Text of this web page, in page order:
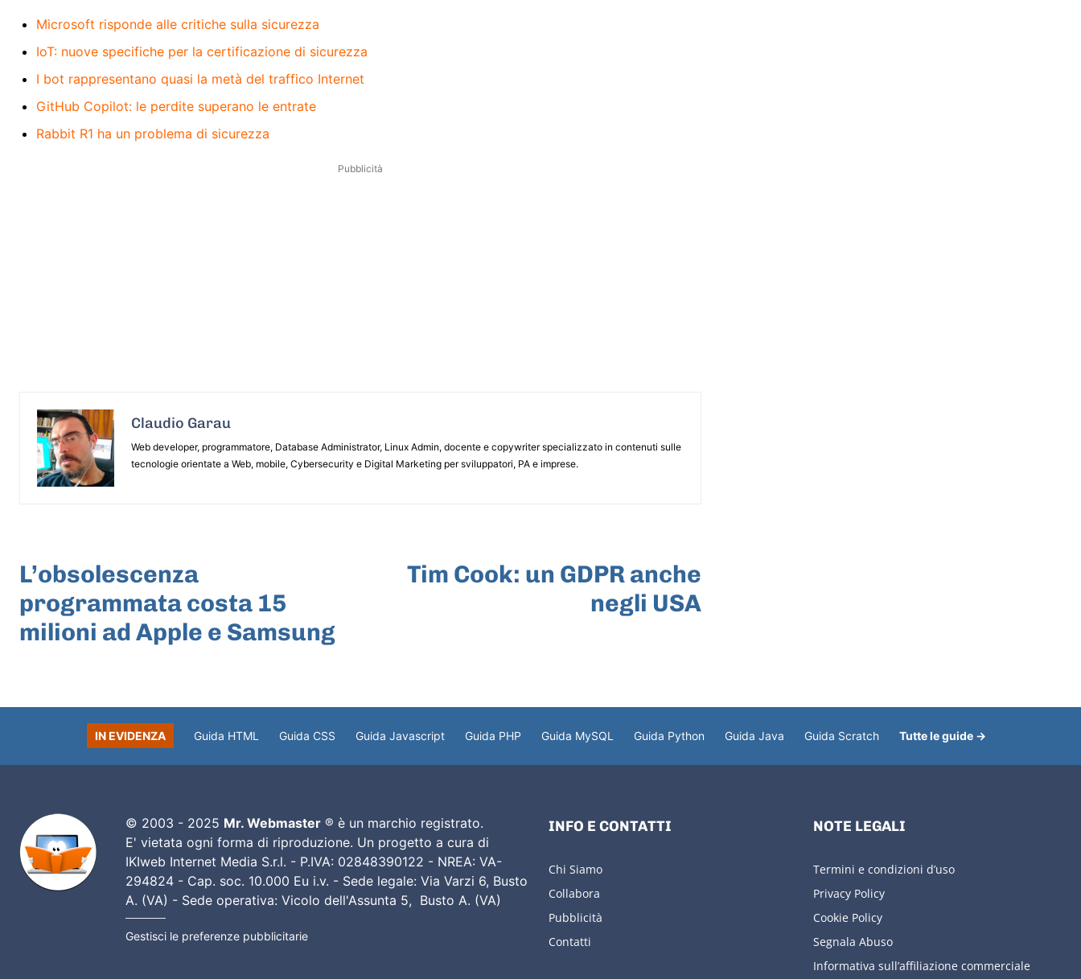
Microsoft risponde alle critiche sulla sicurezza
IoT: nuove specifiche per la certificazione di sicurezza
I bot rappresentano quasi la metà del traffico Internet
GitHub Copilot: le perdite superano le entrate
Rabbit R1 ha un problema di sicurezza
Pubblicità
Claudio Garau
Web developer, programmatore, Database Administrator, Linux Admin, docente e copywriter specializzato in contenuti sulle
tecnologie orientate a Web, mobile, Cybersecurity e Digital Marketing per sviluppatori, PA e imprese.
L’obsolescenza
programmata costa 15
milioni ad Apple e Samsung
Tim Cook: un GDPR anche
negli USA
IN EVIDENZA Guida HTML Guida CSS Guida Javascript Guida PHP Guida MySQL Guida Python Guida Java Guida Scratch Tutte le guide →
© 2003 - 2025 Mr. Webmaster® è un marchio registrato.
E' vietata ogni forma di riproduzione. Un progetto a cura di
IKIweb Internet Media S.r.l. - P.IVA: 02848390122 - NREA: VA-
294824 - Cap. soc. 10.000 Eu i.v. - Sede legale: Via Varzi 6, Busto
A. (VA) - Sede operativa: Vicolo dell'Assunta 5, Busto A. (VA)
Gestisci le preferenze pubblicitarie
INFO E CONTATTI
Chi Siamo
Collabora
Pubblicità
Contatti
NOTE LEGALI
Termini e condizioni d’uso
Privacy Policy
Cookie Policy
Segnala Abuso
Informativa sull’affiliazione commerciale